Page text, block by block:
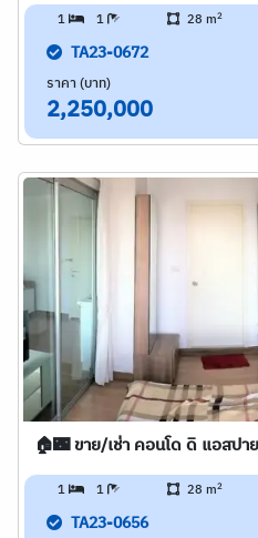
1 1 28 m2
TA23-0672
ราคา (บาท)
2,250,000
🏠🌃 ขาย/เช่า คอนโด ดิ แอสป
1 1 28 m2
TA23-0656